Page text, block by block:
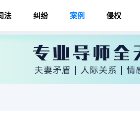
法 纠纷 案例 侵权